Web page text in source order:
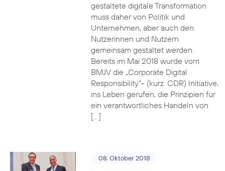
gestaltete digitale Transformation
muss daher von Politik und
Unternehmen, aber auch den
Nutzerinnen und Nutzern
gemeinsam gestaltet werden.
Bereits im Mai 2018 wurde vom
BMJV die „Corporate Digital
Responsibility“- (kurz: CDR) Initiative,
ins Leben gerufen, die Prinzipien für
ein verantwortliches Handeln von
[…]
08. Oktober 2018